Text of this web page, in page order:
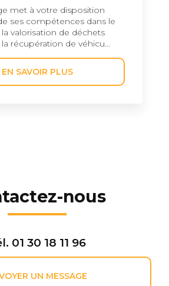
met à votre disposition
ses compétences dans le
valorisation de déchets
récupération de véhicu...
EN SAVOIR PLUS
nous
01 30 18 11 96
UN MESSAGE